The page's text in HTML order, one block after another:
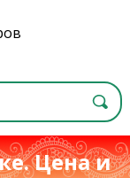
Цена и